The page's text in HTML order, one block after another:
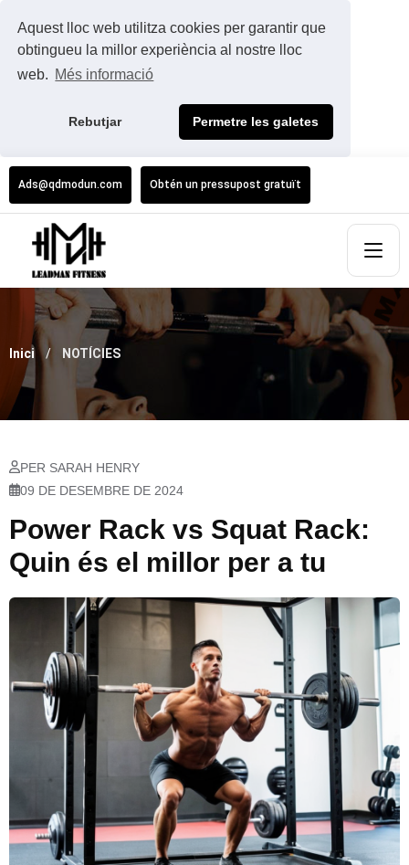
Aquest lloc web utilitza cookies per garantir que
obtingueu la millor experiència al nostre lloc
web. Més informació
Rebutjar Permetre les galetes
Ads@qdmodun.com Obtén un pressupost gratuït
Inici NOTÍCIES
PER SARAH HENRY
09 DE DESEMBRE DE 2024
Power Rack vs Squat Rack:
Quin és el millor per a tu